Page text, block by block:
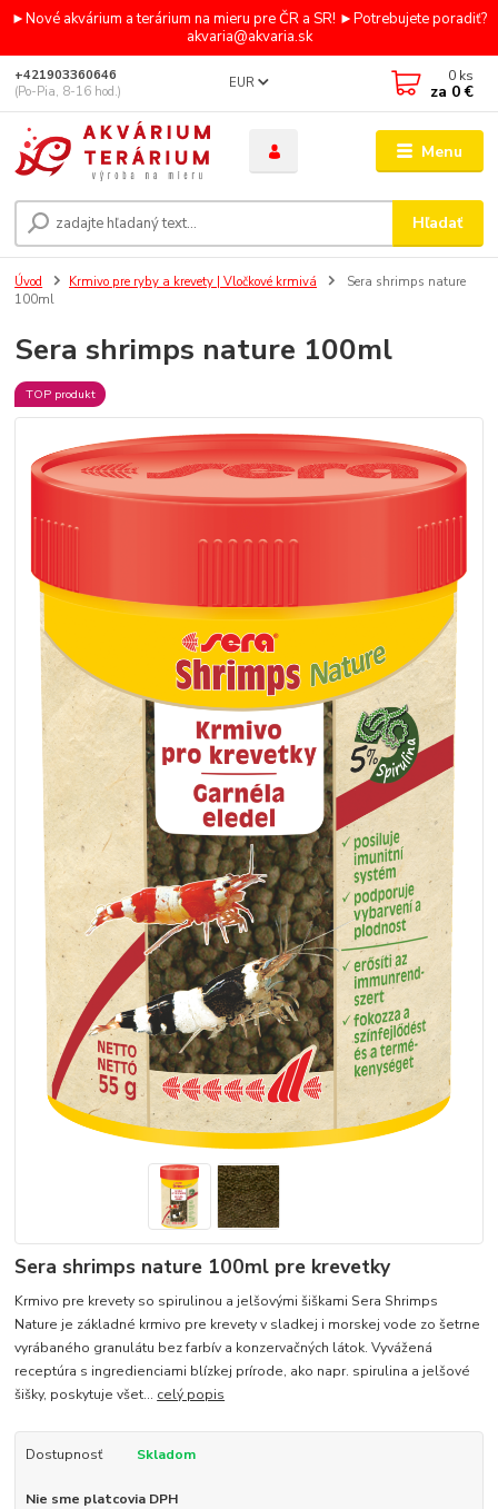
►Nové akvárium a terárium na mieru pre ČR a SR! ►Potrebujete poradiť?
akvaria@akvaria.sk
Menu
EUR
Hľadať
+421903360646
(Po-Pia, 8-16 hod.)
0 ks
za 0 €
Úvod Krmivo pre ryby a krevety | Vločkové krmivá
Sera shrimps nature
100ml
Sera shrimps nature 100ml
TOP produkt
Sera shrimps nature 100ml pre krevetky
Krmivo pre krevety so spirulinou a jelšovými šiškami Sera Shrimps
Nature je základné krmivo pre krevety v sladkej i morskej vode zo šetrne
vyrábaného granulátu bez farbív a konzervačných látok. Vyvážená
receptúra ​​s ingredienciami blízkej prírode, ako napr. spirulina a jelšové
šišky, poskytuje všet... celý popis
Dostupnosť Skladom
Nie sme platcovia DPH